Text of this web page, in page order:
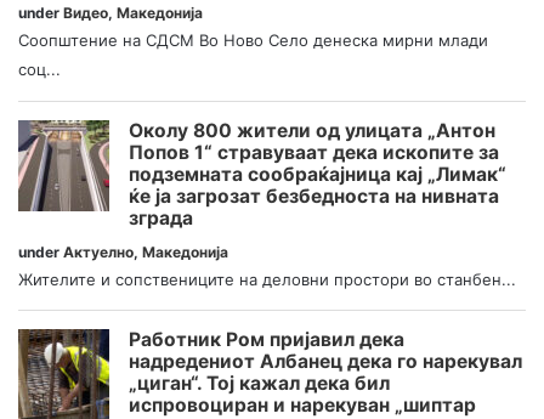
under Видео, Македонија
Соопштение на СДСМ Во Ново Село денеска мирни млади
соц...
Околу 800 жители од улицата „Антон
Попов 1“ стравуваат дека ископите за
подземната сообраќајница кај „Лимак“
ќе ја загрозат безбедноста на нивната
зграда
under Актуелно, Македонија
Жителите и сопствениците на деловни простори во станбен...
Работник Ром пријавил дека
надредениот Албанец дека го нарекувал
„циган“. Тој кажал дека бил
испровоциран и нарекуван „шиптар